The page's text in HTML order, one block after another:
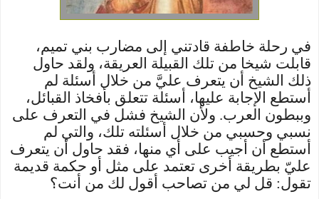
في رحلة خاطفة قادتني إلى مضارب بني تميم،
قابلت شيخا من تلك القبيلة العريقة، ولقد حاول
ذلك الشيخ أن يتعرف عليَّ من خلال أسئلة لم
أستطع الإجابة عليها، أسئلة تتعلق بأفخاذ القبائل،
وببطون العرب. ولأن الشيخ فشل في التعرف على
نسبي وحسبي من خلال أسئلته تلك، والتي لم
أستطع أن أجيب على أي منها، فقد حاول أن يتعرف
عليّ بطريقة أخرى تعتمد على مثل أو حكمة قديمة
تقول: قل لي من تصاحب أقول لك من أنت؟